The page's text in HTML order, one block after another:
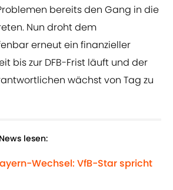
bereits den Gang in die
Nun droht dem
erneut ein finanzieller
bis zur DFB-Frist läuft und der
wächst von Tag zu
lesen:
Wechsel: VfB-Star spricht